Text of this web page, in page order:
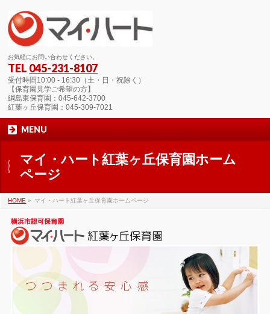
お気軽にお問い合わせください。
TEL 045-231-8107
受付時間10:00 - 16:30（土・日・祝除く）
【保育園見学ご希望の方】
綱島東保育園：045-642-3700
紅葉ヶ丘保育園：045-309-7021
MENU
マイ・ハート紅葉ヶ丘保育園ホーム
ページ
HOME » マイ・ハート紅葉ヶ丘保育園ホームページ